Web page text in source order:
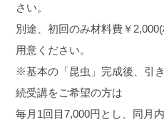
さい。
別途、初回のみ材料費￥
用意ください。
※基本の「昆虫」完成後、引
続受講をご希望の方は
毎月1回目7,000円とし、同月